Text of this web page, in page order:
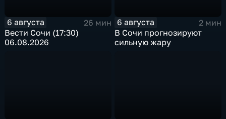
6 августа
26 мин
Вести Сочи (17:30)
06.08.2026
6 августа
2 мин
В Сочи прогнозируют
сильную жару